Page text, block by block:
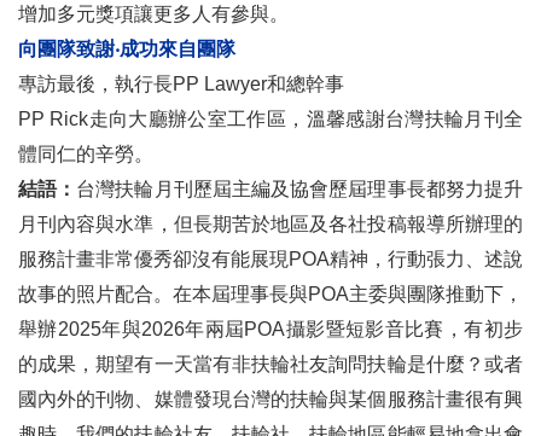
增加多元獎項讓更多人有參與。
向團隊致謝‧成功來自團隊
專訪最後，執行長PP Lawyer和總幹事
PP Rick走向大廳辦公室工作區，溫馨感謝台灣扶輪月刊全
體同仁的辛勞。
結語： 台灣扶輪月刊歷屆主編及協會歷屆理事長都努力提升
月刊內容與水準，但長期苦於地區及各社投稿報導所辦理的
服務計畫非常優秀卻沒有能展現POA精神，行動張力、述說
故事的照片配合。在本屆理事長與POA主委與團隊推動下，
舉辦2025年與2026年兩屆POA攝影暨短影音比賽，有初步
的成果，期望有一天當有非扶輪社友詢問扶輪是什麼？或者
國內外的刊物、媒體發現台灣的扶輪與某個服務計畫很有興